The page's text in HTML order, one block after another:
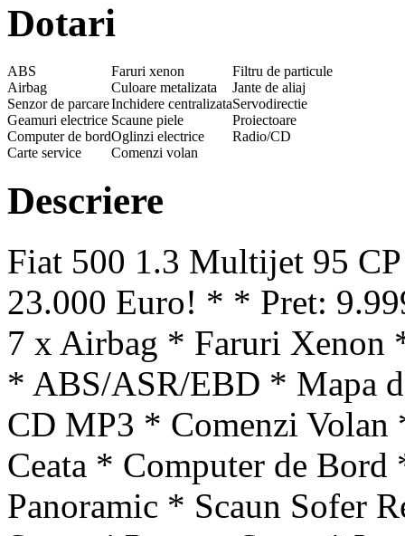
Dotari
ABS Faruri xenon
Filtru de particule
Airbag
Culoare metalizata
Jante de aliaj
Senzor de parcareInchidere centralizataServodirectie
Geamuri electrice Scaune piele
Proiectoare
Computer de bordOglinzi electrice
Radio/CD
Carte service
Comenzi volan
Descriere
Fiat 500 1.3 Multijet 95
23.000 Euro! * * Pret:
7 x Airbag * Faruri Xenon
* ABS/ASR/EBD * Mapa
CD MP3 * Comenzi Volan
Ceata * Computer de
Panoramic * Scaun Sofer